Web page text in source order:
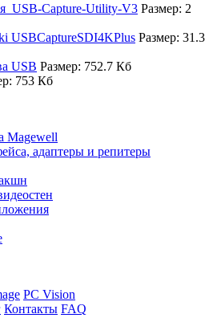
Capture-Utility-V3 Размер: 2
USBCaptureSDI4KPlus Размер: 31.3
USB Размер: 752.7 Кб
753 Кб
Magewell
адаптеры и репитеры
PC Vision
Контакты FAQ